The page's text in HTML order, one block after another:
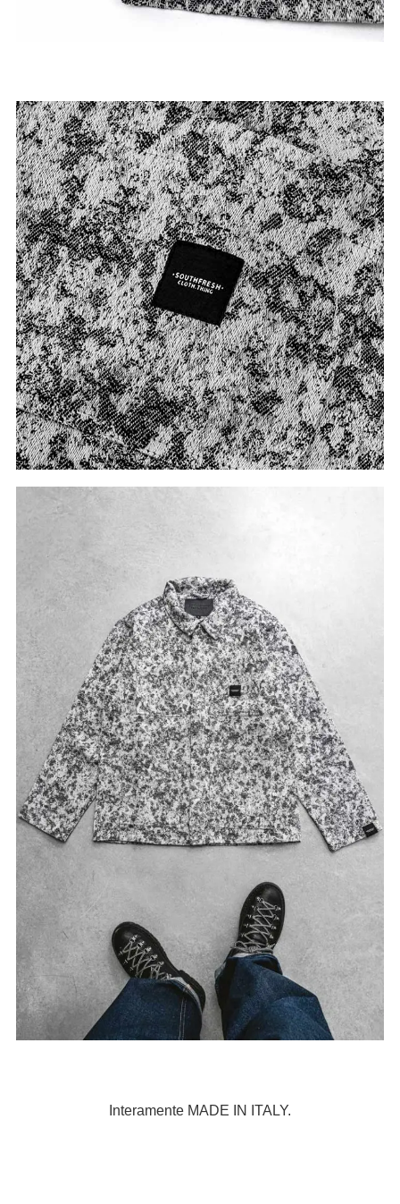
Interamente MADE IN ITALY.